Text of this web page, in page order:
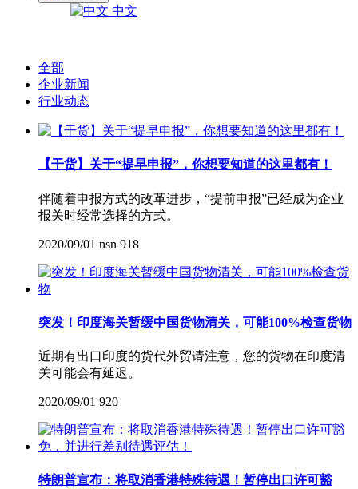
中文
全部
企业新闻
行业动态
【干货】关于“提早申报”，你想要知道的这里都有！
伴随着申报方式的改革进步，“提前申报”已经成为企业
报关时经常选择的方式。
2020/09/01 nsn 918
突发！印度海关暂缓中国货物清关，可能100%检查货物
近期有出口印度的货代外贸请注意，您的货物在印度清
关可能会有延迟。
2020/09/01 920
特朗普宣布：将取消香港特殊待遇！暂停出口许可豁